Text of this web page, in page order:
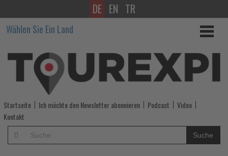
Abenteuer,
ja,
aber
auf
die
sichere
Tour
DE EN TR
Wählen Sie Ein Land
Startseite Ich möchte den Newsletter abonnieren Podcast
Video
Kontakt
Suche